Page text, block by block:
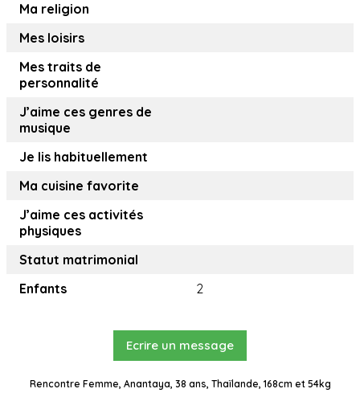
Ma religion
Mes loisirs
Mes traits de
personnalité
J’aime ces genres de
musique
Je lis habituellement
Ma cuisine favorite
J’aime ces activités
physiques
Statut matrimonial
Enfants
2
Ecrire un message
Rencontre Femme, Anantaya, 38 ans, Thaïlande, 168cm et 54kg